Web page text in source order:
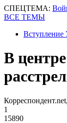
СПЕЦТЕМА:
ВСЕ ТЕМЫ
В
1
15890